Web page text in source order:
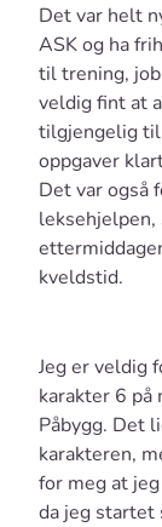
Det var helt
ASK og ha
til trening,
veldig fint at
tilgjengelig
oppgaver
Det var også
leksehjelpen,
kveldstid.
Jeg er veldig
karakter 6
Påbygg. Det
karakteren,
for meg at
da jeg startet